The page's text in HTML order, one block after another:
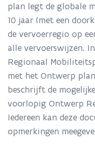
Vervoerregio
Mechelen
plan legt de globale
10 jaar (met een
de vervoerregio op
alle vervoerswijzen.
Regionaal
met het Ontwerp
beschrijft de
voorlopig Ontwerp
Iedereen kan deze
opmerkingen